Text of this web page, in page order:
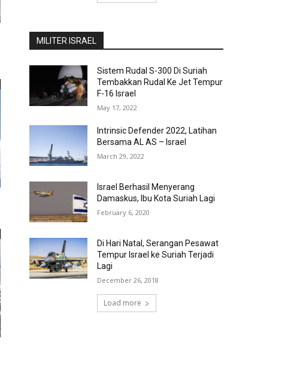
MILITER ISRAEL
Sistem Rudal S-300 Di Suriah
Tembakkan Rudal Ke Jet Tempur
F-16 Israel
May 17, 2022
Intrinsic Defender 2022, Latihan
Bersama AL AS – Israel
March 29, 2022
Israel Berhasil Menyerang
Damaskus, Ibu Kota Suriah Lagi
February 6, 2020
Di Hari Natal, Serangan Pesawat
Tempur Israel ke Suriah Terjadi
Lagi
December 26, 2018
Load more